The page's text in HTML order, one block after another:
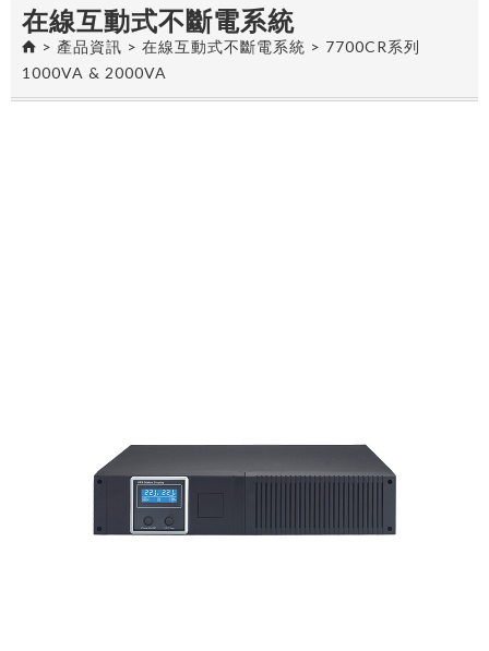
在線互動式不斷電系統
> 產品資訊 > 在線互動式不斷電系統 > 7700CR系列
1000VA & 2000VA